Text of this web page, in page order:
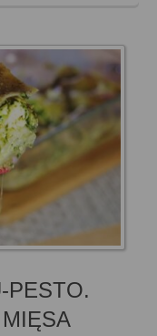
PESTO.